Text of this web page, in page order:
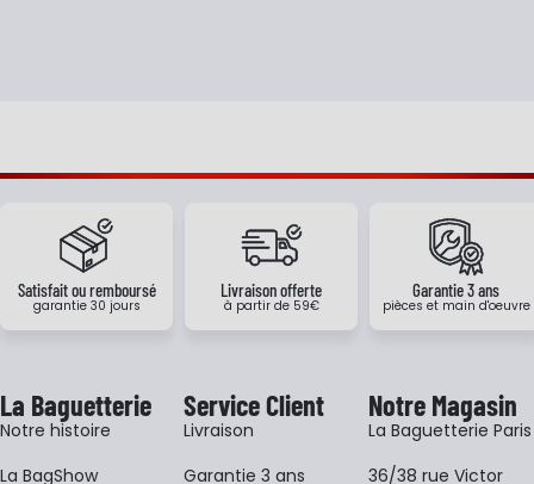
Satisfait ou remboursé
garantie 30 jours
Livraison offerte
à partir de 59€
Garantie 3 ans
pièces et main d'oeuvre
La Baguetterie
Notre histoire
La BagShow
Service Client
Livraison
Garantie 3 ans
Notre Magasin
La Baguetterie Paris
36/38 rue Victor